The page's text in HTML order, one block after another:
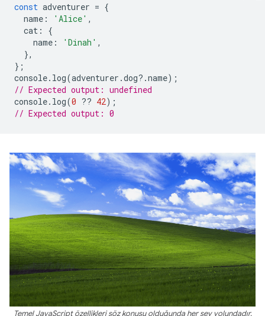
const adventurer = {
name : 'Alice' ,
cat :
{
name : 'Dinah' ,
},
};
console. log(adventurer .dog? .name);
// Expected output: undefined
console. log(0 ?? 42);
// Expected output: 0
Temel JavaScript özellikleri söz konusu olduğunda her şey yolundadır.